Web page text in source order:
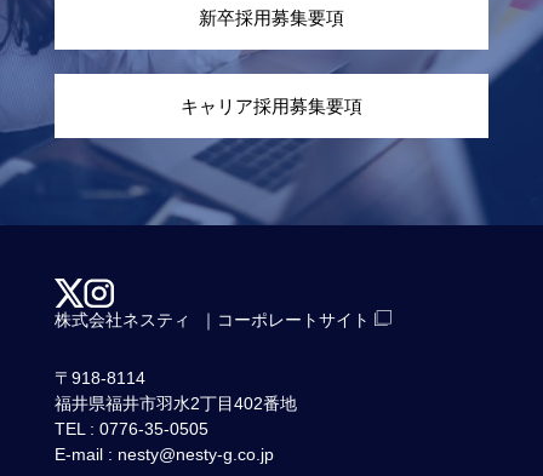
新卒採用募集要項
キャリア採用募集要項
株式会社ネスティ ｜コーポレートサイト
〒918-8114
福井県福井市羽水2丁目402番地
TEL : 0776-35-0505
E-mail : nesty@nesty-g.co.jp